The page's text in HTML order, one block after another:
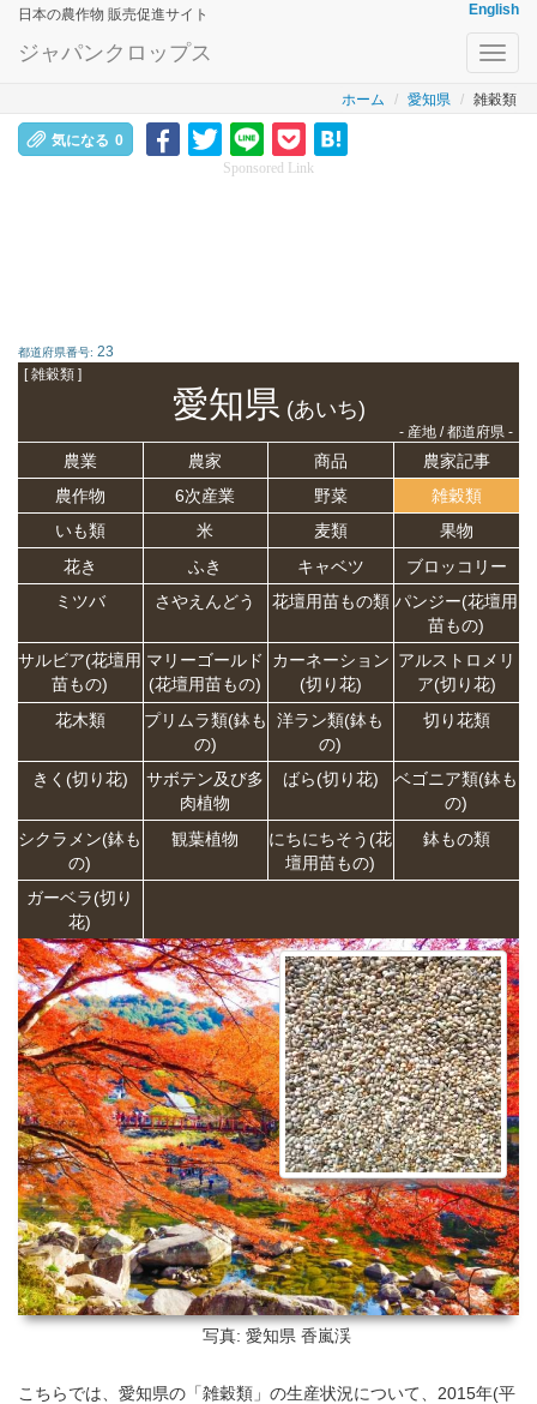
日本の農作物 販売促進サイト English
ジャパンクロップス
ホーム 愛知県 雑穀類
気になる 0
Sponsored Link
都道府県番号: 23
[ 雑穀類 ]
愛知県(あいち)
- 産地 / 都道府県 -
農業 農家 商品
農家記事
農作物
6次産業 野菜
雑穀類
いも類
米 麦類
果物
花き
ふき キャベツ
ブロッコリー
ミツバ
さやえんどう 花壇用苗もの類 パンジー(花壇用
苗もの)
サルビア(花壇用
苗もの)
マリーゴールド
(花壇用苗もの)
カーネーション
(切り花)
アルストロメリ
ア(切り花)
花木類
プリムラ類(鉢も
の)
洋ラン類(鉢も
の)
切り花類
きく(切り花)
サボテン及び多
肉植物
ばら(切り花)
ベゴニア類(鉢も
の)
シクラメン(鉢も
の)
観葉植物
にちにちそう(花
壇用苗もの)
鉢もの類
ガーベラ(切り
花)
写真: 愛知県 香嵐渓
こちらでは、愛知県の「雑穀類」の生産状況について、2015年(平